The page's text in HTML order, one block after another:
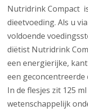
Nutridrink Compact
dieetvoeding. Als u
voldoende
diëtist Nutridrink
een energierijke,
een
In de flesjes zit 125
wetenschappelijk